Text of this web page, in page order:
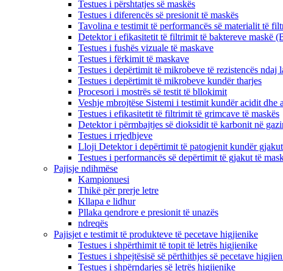
Testues i përshtatjes së maskës
Testues i diferencës së presionit të maskës
Tavolina e testimit të performancës së materialit të
Detektor i efikasitetit të filtrimit të baktereve maskë
Testues i fushës vizuale të maskave
Testues i fërkimit të maskave
Testues i depërtimit të mikrobeve të rezistencës ndaj
Testues i depërtimit të mikrobeve kundër tharjes
Procesori i mostrës së testit të bllokimit
Veshje mbrojtëse Sistemi i testimit kundër acidit dhe
Testues i efikasitetit të filtrimit të grimcave të maskës
Detektor i përmbajtjes së dioksidit të karbonit në
Testues i rrjedhjeve
Lloji Detektor i depërtimit të patogjenit kundër gjakut
Testues i performancës së depërtimit të gjakut të
Pajisje ndihmëse
Kampionuesi
Thikë për prerje letre
Kllapa e lidhur
Pllaka qendrore e presionit të unazës
ndreqës
Pajisjet e testimit të produkteve të pecetave higjienike
Testues i shpërthimit të topit të letrës higjienike
Testues i shpejtësisë së përthithjes së pecetave
Testues i shpërndarjes së letrës higjienike